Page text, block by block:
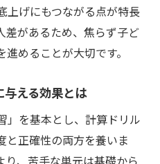
上げにもつながる点が特長
差があるため、焦らず子ど
めることが大切です。
える効果とは
」を基本とし、計算ドリル
と正確性の両方を養いま
り、苦手な単元は基礎から